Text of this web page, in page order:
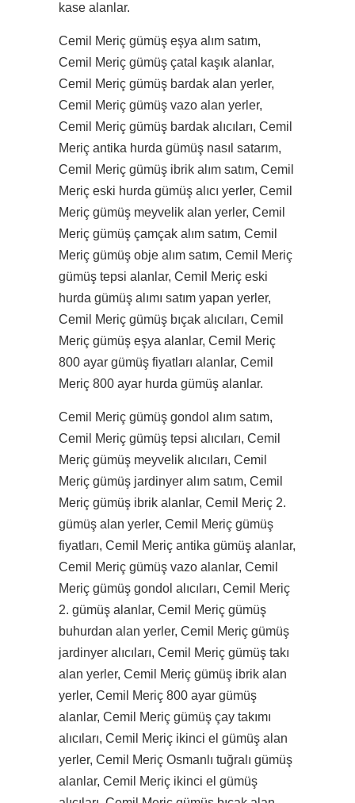
kase alanlar.
Cemil Meriç gümüş eşya alım satım,
Cemil Meriç gümüş çatal kaşık alanlar,
Cemil Meriç gümüş bardak alan yerler,
Cemil Meriç gümüş vazo alan yerler,
Cemil Meriç gümüş bardak alıcıları, Cemil
Meriç antika hurda gümüş nasıl satarım,
Cemil Meriç gümüş ibrik alım satım, Cemil
Meriç eski hurda gümüş alıcı yerler, Cemil
Meriç gümüş meyvelik alan yerler, Cemil
Meriç gümüş çamçak alım satım, Cemil
Meriç gümüş obje alım satım, Cemil Meriç
gümüş tepsi alanlar, Cemil Meriç eski
hurda gümüş alımı satım yapan yerler,
Cemil Meriç gümüş bıçak alıcıları, Cemil
Meriç gümüş eşya alanlar, Cemil Meriç
800 ayar gümüş fiyatları alanlar, Cemil
Meriç 800 ayar hurda gümüş alanlar.
Cemil Meriç gümüş gondol alım satım,
Cemil Meriç gümüş tepsi alıcıları, Cemil
Meriç gümüş meyvelik alıcıları, Cemil
Meriç gümüş jardinyer alım satım, Cemil
Meriç gümüş ibrik alanlar, Cemil Meriç 2.
gümüş alan yerler, Cemil Meriç gümüş
fiyatları, Cemil Meriç antika gümüş alanlar,
Cemil Meriç gümüş vazo alanlar, Cemil
Meriç gümüş gondol alıcıları, Cemil Meriç
2. gümüş alanlar, Cemil Meriç gümüş
buhurdan alan yerler, Cemil Meriç gümüş
jardinyer alıcıları, Cemil Meriç gümüş takı
alan yerler, Cemil Meriç gümüş ibrik alan
yerler, Cemil Meriç 800 ayar gümüş
alanlar, Cemil Meriç gümüş çay takımı
alıcıları, Cemil Meriç ikinci el gümüş alan
yerler, Cemil Meriç Osmanlı tuğralı gümüş
alanlar, Cemil Meriç ikinci el gümüş